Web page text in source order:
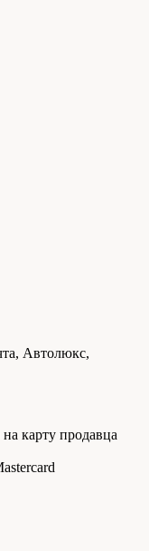
Автолюкс,
карту продавца